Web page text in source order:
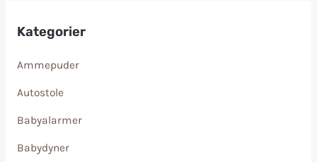
Kategorier
Ammepuder
Autostole
Babyalarmer
Babydyner